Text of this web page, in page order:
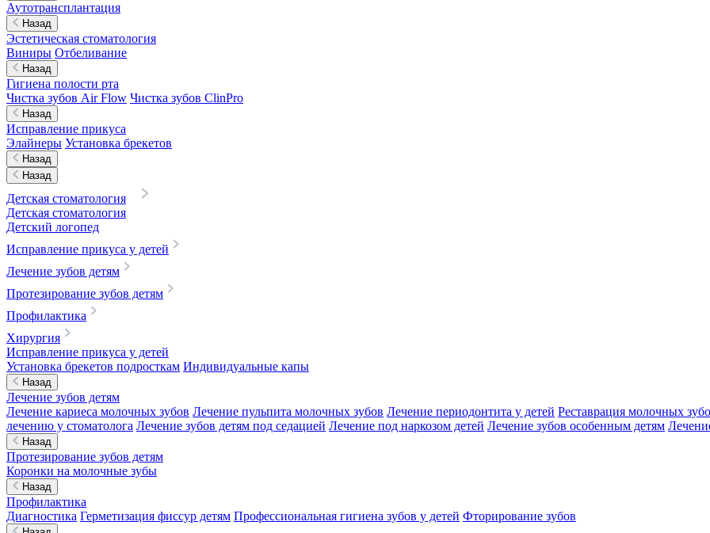
Аутотрансплантация
Назад
Эстетическая стоматология
Виниры Отбеливание
Назад
Гигиена полости рта
Чистка зубов Air Flow Чистка зубов ClinPro
Назад
Исправление прикуса
Элайнеры Установка брекетов
Назад
Назад
Детская стоматология
Детская стоматология
Детский логопед
Исправление прикуса у детей
Лечение зубов детям
Протезирование зубов детям
Профилактика
Хирургия
Исправление прикуса у детей
Установка брекетов подросткам Индивидуальные капы
Назад
Лечение зубов детям
Лечение кариеса молочных зубов Лечение пульпита молочных зубов Лечение периодонтита у детей Реставрация молочных
лечению у стоматолога Лечение зубов детям под седацией Лечение под наркозом детей Лечение зубов особенным детям
Назад
Протезирование зубов детям
Коронки на молочные зубы
Назад
Профилактика
Диагностика Герметизация фиссур детям Профессиональная гигиена зубов у детей Фторирование зубов